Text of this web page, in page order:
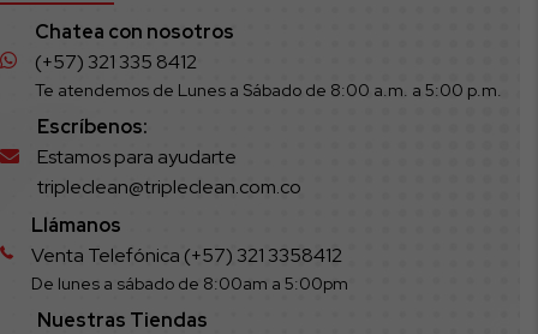
Chatea con nosotros
(+57) 321 335 8412
Te atendemos de Lunes a Sábado de 8:00 a.m. a 5:00 p.m.
Escríbenos:
Estamos para ayudarte
tripleclean@tripleclean.com.co
Llámanos
Venta Telefónica (+57) 321 3358412
De lunes a sábado de 8:00am a 5:00pm
Nuestras Tiendas